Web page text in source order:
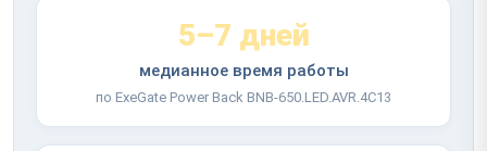
5–7 дней
медианное время работы
по ExeGate Power Back BNB-650.LED.AVR.4C13